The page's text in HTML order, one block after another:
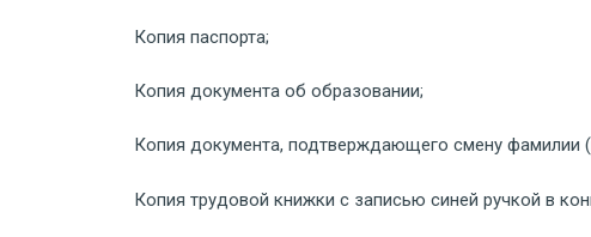
Копия паспорта;
Копия документа об образовании;
Копия документа, подтверждающего смену фамилии
Копия трудовой книжки с записью синей ручкой в